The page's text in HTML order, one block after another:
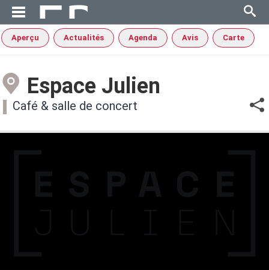
Aperçu Actualités Agenda Avis Carte
Espace Julien
Café & salle de concert